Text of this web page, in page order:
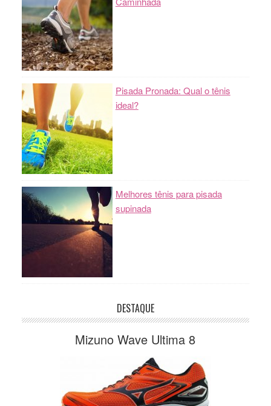
Pisada Pronada: Qual o tênis
ideal?
Melhores tênis para pisada
supinada
DESTAQUE
Mizuno Wave Ultima 8